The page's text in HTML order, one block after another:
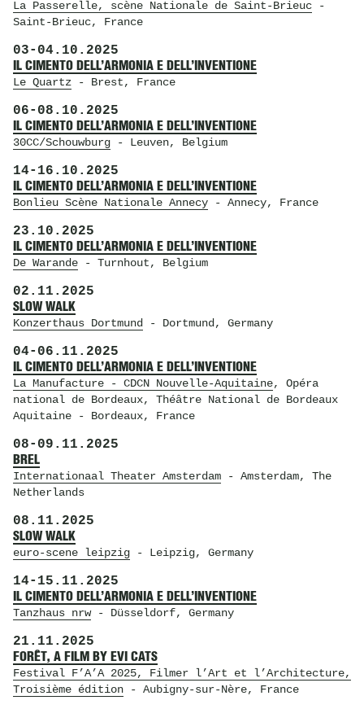
La Passerelle, scène Nationale de Saint-Brieuc-
Saint-Brieuc, France
03- 04.10.2025
IL CIMENTO DELL’ARMONIA E DELL’INVENTIONE
Le Quartz- Brest, France
06- 08.10.2025
IL CIMENTO DELL’ARMONIA E DELL’INVENTIONE
30CC/Schouwburg- Leuven, Belgium
14- 16.10.2025
IL CIMENTO DELL’ARMONIA E DELL’INVENTIONE
Bonlieu Scène Nationale Annecy- Annecy, France
23.10.2025
IL CIMENTO DELL’ARMONIA E DELL’INVENTIONE
De Warande- Turnhout, Belgium
02.11.2025
SLOW WALK
Konzerthaus Dortmund
- Dortmund, Germany
04- 06.11.2025
IL CIMENTO DELL’ARMONIA E DELL’INVENTIONE
La Manufacture - CDCN Nouvelle-Aquitaine, Opéra
national de Bordeaux, Théâtre National de Bordeaux
Aquitaine- Bordeaux, France
08- 09.11.2025
BREL
Internationaal Theater Amsterdam- Amsterdam, The
Netherlands
08.11.2025
SLOW WALK
euro-scene leipzig- Leipzig, Germany
14- 15.11.2025
IL CIMENTO DELL’ARMONIA E DELL’INVENTIONE
Tanzhaus nrw- Düsseldorf, Germany
21.11.2025
FORÊT, A FILM BY EVI CATS
Festival F’A’A 2025, Filmer l’Art et l’Architecture,
Troisième édition- Aubigny-sur-Nère, France